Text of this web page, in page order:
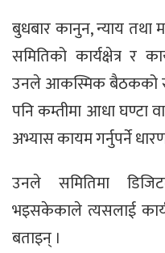
बुधबार कानुन, न्याय तथा
समितिको कार्यक्षेत्र र
उनले आकस्मिक बैठकको
पनि कम्तीमा आधा घण्टा
अभ्यास कायम गर्नुपर्ने
उनले समितिमा
भइसकेकाले त्यसलाई
बताइन् ।